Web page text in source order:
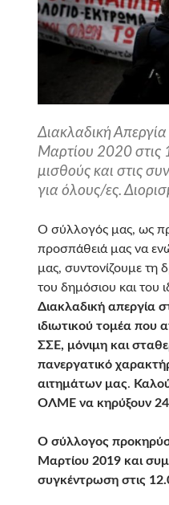
Διακλαδική
Μαρτίου 2020 στις
μισθούς και στις
για όλους/ες.
Ο σύλλογός μας, ως
προσπάθειά μας να
μας, συντονίζουμε
του δημόσιου και του
Διακλαδική απεργία
ιδιωτικού τομέα που
ΣΣΕ, μόνιμη και
πανεργατικό
αιτημάτων μας.
ΟΛΜΕ να κηρύξουν
Ο σύλλογος
Μαρτίου 2019 και
συγκέντρωση στις